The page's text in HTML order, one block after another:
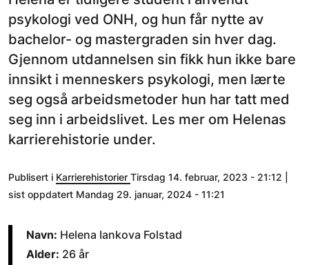
psykologi ved ONH, og hun får nytte av
bachelor- og mastergraden sin hver dag.
Gjennom utdannelsen sin fikk hun ikke bare
innsikt i menneskers psykologi, men lærte
seg også arbeidsmetoder hun har tatt med
seg inn i arbeidslivet. Les mer om Helenas
karrierehistorie under.
Publisert i Karrierehistorier Tirsdag 14. februar, 2023 - 21:12 |
sist oppdatert Mandag 29. januar, 2024 - 11:21
Navn: Helena Iankova Folstad
Alder: 26 år